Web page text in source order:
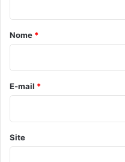
r
o
*
Nome *
E-mail *
Site